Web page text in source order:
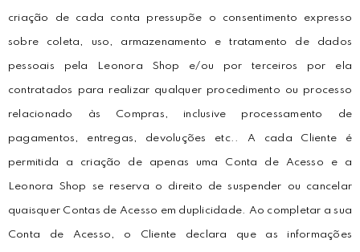
criação de cada conta pressupõe o consentimento expresso
sobre coleta, uso, armazenamento e tratamento de dados
pessoais pela Leonora Shop e/ou por terceiros por ela
contratados para realizar qualquer procedimento ou processo
relacionado às Compras, inclusive processamento de
pagamentos, entregas, devoluções etc.. A cada Cliente é
permitida a criação de apenas uma Conta de Acesso e a
Leonora Shop se reserva o direito de suspender ou cancelar
quaisquer Contas de Acesso em duplicidade. Ao completar a sua
Conta de Acesso, o Cliente declara que as informações